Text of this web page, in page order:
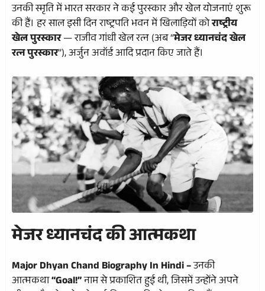
उनकी स्मृति में भारत सरकार ने कई पुरस्कार और खेल योजनाएं शुरू
की हैं। हर साल इसी दिन राष्ट्रपति भवन में खिलाड़ियों कोराष्ट्रीय
खेल पुरस्कार— राजीव गांधी खेल रत्न (अब “मेजर ध्यानचंद खेल
रत्न पुरस्कार”), अर्जुन अवॉर्ड आदि प्रदान किए जाते हैं।
मेजर ध्यानचंद की आत्मकथा
Major Dhyan Chand Biography In Hindi –उनकी
आत्मकथा“Goal!”नाम से प्रकाशित हुई थी, जिसमें उन्होंने अपने